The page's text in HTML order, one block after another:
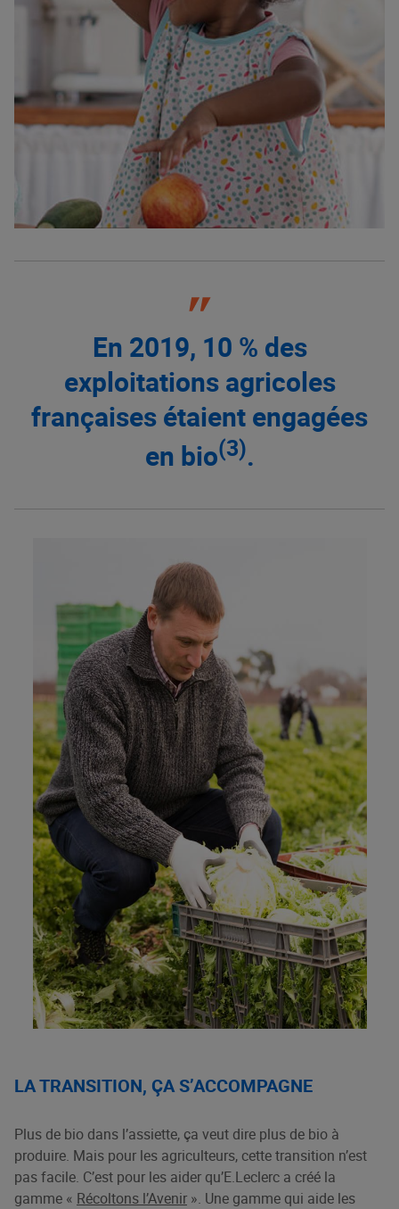
En 2019, 10 % des
exploitations agricoles
françaises étaient engagées
en bio(3).
LA TRANSITION, ÇA S’ACCOMPAGNE
Plus de bio dans l’assiette, ça veut dire plus de bio à
produire. Mais pour les agriculteurs, cette transition n’est
pas facile. C’est pour les aider qu’E.Leclerc a créé la
gamme « Récoltons l’Avenir ». Une gamme qui aide les